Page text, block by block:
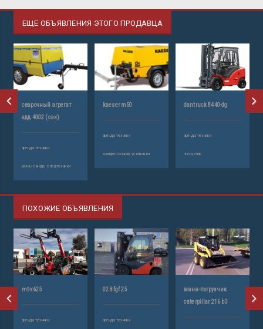
ЕЩЕ ОБЪЯВЛЕНИЯ ЭТОГО ПРОДАВЦА
сварочный агрегат
адд 4002 (сак)
аренда техники
разные виды спецтехники
kaeser m50
аренда техники
компрессорная установка
dantruck 8440-dg
аренда техники
погрузчик
ПОХОЖИЕ ОБЪЯВЛЕНИЯ
mt-x625
аренда техники
02 8fgf 25
аренда техники
мини-погрузчик
caterpillar 216 b3